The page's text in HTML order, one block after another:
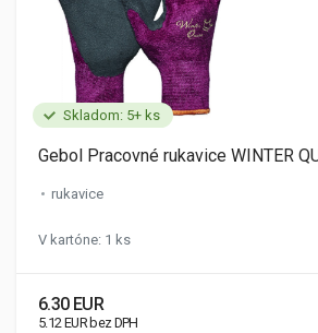
Skladom: 5+ ks
Gebol Pracovné rukavice WINTER
rukavice
V kartóne: 1 ks
6.30 EUR
5.12 EUR bez DPH